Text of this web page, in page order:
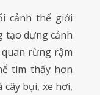
cảnh thế giới
tạo dựng cảnh
rừng rậm
tìm thấy hơn
cây bụi, xe hơi,